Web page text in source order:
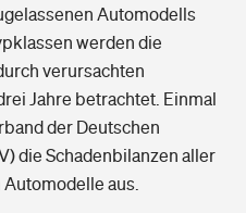
Automodells
werden die
verursachten
Jahre betrachtet. Einmal
der Deutschen
die Schadenbilanzen aller
aus.